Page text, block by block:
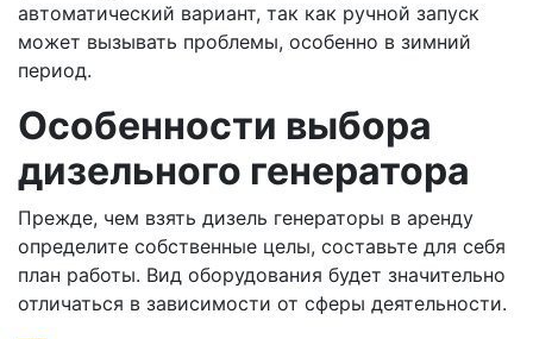
автоматический вариант, так как ручной запуск
может вызывать проблемы, особенно в зимний
период.
Особенности выбора
дизельного генератора
Прежде, чем взять дизель генераторы в аренду
определите собственные целы, составьте для себя
план работы. Вид оборудования будет значительно
отличаться в зависимости от сферы деятельности.